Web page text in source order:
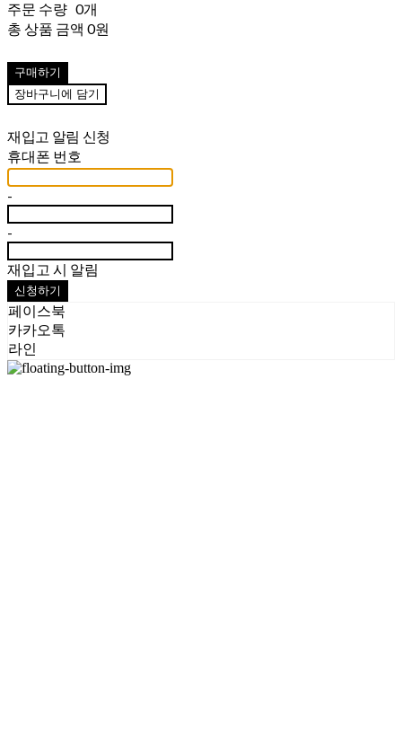
주문 수량 0개
총 상품 금액 0원
구매하기
장바구니에 담기
재입고 알림 신청
휴대폰 번호
-
-
재입고 시 알림
신청하기
페이스북
카카오톡
라인